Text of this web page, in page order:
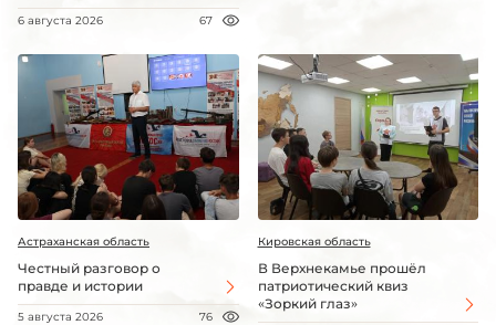
6 августа 2026 67
Астраханская область
Честный разговор о
правде и истории
5 августа 2026 76
Кировская область
В Верхнекамье прошёл
патриотический квиз
«Зоркий глаз»